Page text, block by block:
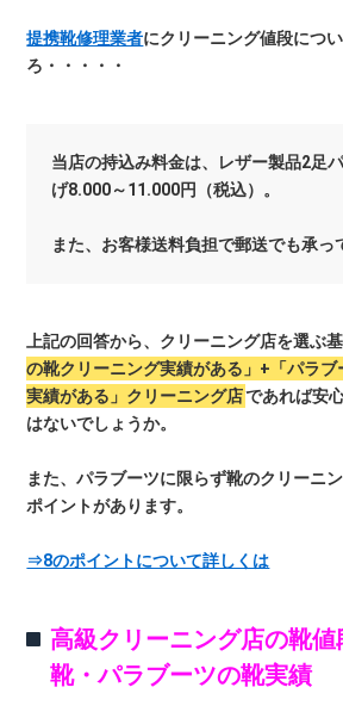
提携靴修理業者にクリーニング値段につ
ろ・・・・・
当店の持込み料金は、レザー製品2足
げ8.000～11.000円（税込）。
また、お客様送料負担で郵送でも承っ
上記の回答から、クリーニング店を選ぶ基
の靴クリーニング実績がある」+「パラ
実績がある」クリーニング店であれば安
はないでしょうか。
また、パラブーツに限らず靴のクリーニ
ポイントがあります。
⇒8のポイントについて詳しくは
高級クリーニング店の靴
靴・パラブーツの靴実績